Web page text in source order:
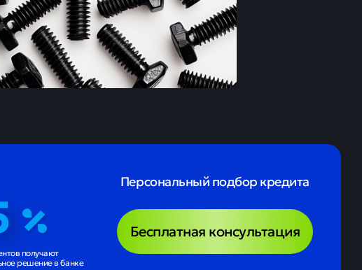
получают
решение в банке
Персональный подбор кредита
Бесплатная консультация